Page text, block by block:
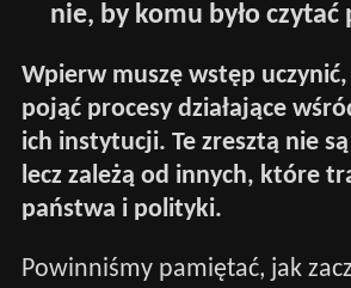
nie, by komu było
Wpierw muszę wstęp
pojąć procesy działające
ich instytucji. Te zresztą nie
lecz zależą od innych, które
państwa i polityki.
Powinniśmy pamiętać, jak